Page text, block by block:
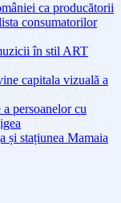
ca producătorii
consumatorilor
în stil ART
capitala vizuală a
persoanelor cu
și stațiunea Mamaia